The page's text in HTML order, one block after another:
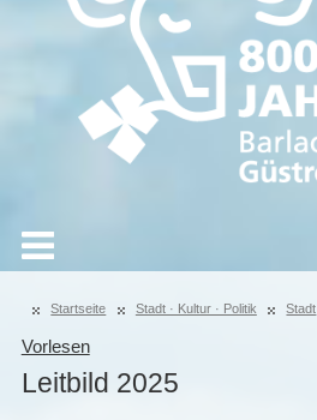
Startseite Stadt · Kultur · Politik Stadt
Vorlesen
Leitbild 2025